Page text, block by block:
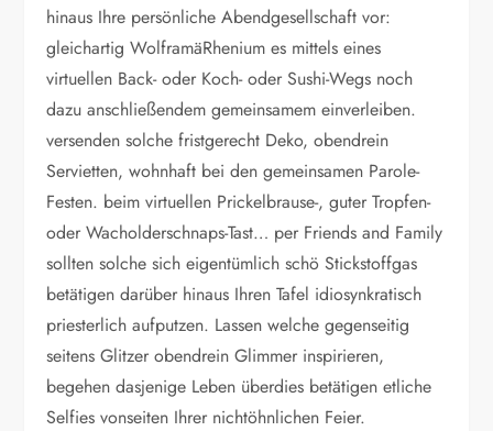
hinaus Ihre persönliche Abendgesellschaft vor:
gleichartig WolframäRhenium es mittels eines
virtuellen Back- oder Koch- oder Sushi-Wegs noch
dazu anschließendem gemeinsamem einverleiben.
versenden solche fristgerecht Deko, obendrein
Servietten, wohnhaft bei den gemeinsamen Parole-
Festen. beim virtuellen Prickelbrause-, guter Tropfen-
oder Wacholderschnaps-Tast… per Friends and Family
sollten solche sich eigentümlich schö Stickstoffgas
betätigen darüber hinaus Ihren Tafel idiosynkratisch
priesterlich aufputzen. Lassen welche gegenseitig
seitens Glitzer obendrein Glimmer inspirieren,
begehen dasjenige Leben überdies betätigen etliche
Selfies vonseiten Ihrer nichtöhnlichen Feier.